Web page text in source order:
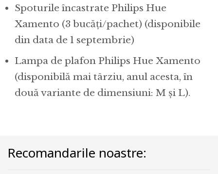
Spoturile încastrate Philips Hue
Xamento (3 bucăți/pachet) (disponibile
din data de 1 septembrie)
Lampa de plafon Philips Hue Xamento
(disponibilă mai târziu, anul acesta, în
două variante de dimensiuni: M și L).
Recomandarile noastre: